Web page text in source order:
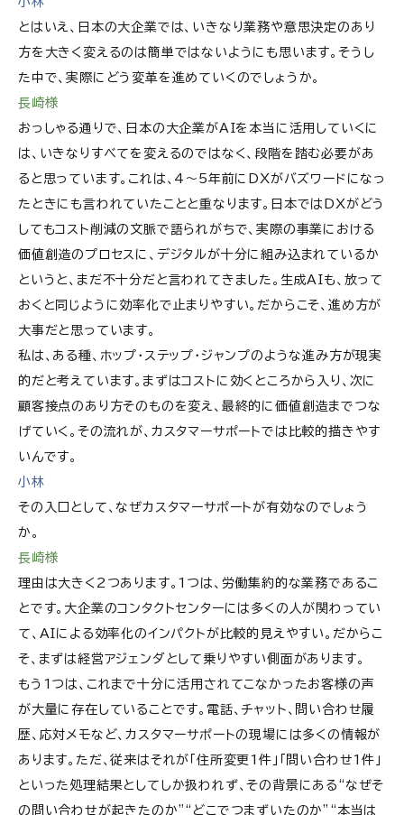
とはいえ、日本の大企業では、いきなり業務や意思決定のあり
方を大きく変えるのは簡単ではないようにも思います。そうし
た中で、実際にどう変革を進めていくのでしょうか。
長崎様
おっしゃる通りで、日本の大企業がAIを本当に活用していくに
は、いきなりすべてを変えるのではなく、段階を踏む必要があ
ると思っています。これは、4〜5年前にDXがバズワードになっ
たときにも言われていたことと重なります。日本ではDXがどう
してもコスト削減の文脈で語られがちで、実際の事業における
価値創造のプロセスに、デジタルが十分に組み込まれているか
というと、まだ不十分だと言われてきました。生成AIも、放って
おくと同じように効率化で止まりやすい。だからこそ、進め方が
大事だと思っています。
私は、ある種、ホップ・ステップ・ジャンプのような進み方が現実
的だと考えています。まずはコストに効くところから入り、次に
顧客接点のあり方そのものを変え、最終的に価値創造までつな
げていく。その流れが、カスタマーサポートでは比較的描きやす
いんです。
小林
その入口として、なぜカスタマーサポートが有効なのでしょう
か。
長崎様
理由は大きく2つあります。1つは、労働集約的な業務であるこ
とです。大企業のコンタクトセンターには多くの人が関わってい
て、AIによる効率化のインパクトが比較的見えやすい。だからこ
そ、まずは経営アジェンダとして乗りやすい側面があります。
もう1つは、これまで十分に活用されてこなかったお客様の声
が大量に存在していることです。電話、チャット、問い合わせ履
歴、応対メモなど、カスタマーサポートの現場には多くの情報が
あります。ただ、従来はそれが「住所変更1件」「問い合わせ1件」
といった処理結果としてしか扱われず、その背景にある“なぜそ
の問い合わせが起きたのか”“どこでつまずいたのか”“本当は